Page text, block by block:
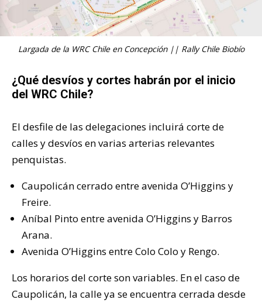
Largada de la WRC Chile en Concepción || Rally Chile Biobío
¿Qué desvíos y cortes habrán por el inicio
del WRC Chile?
El desfile de las delegaciones incluirá corte de
calles y desvíos en varias arterias relevantes
penquistas.
Caupolicán cerrado entre avenida O’Higgins y
Freire.
Aníbal Pinto entre avenida O’Higgins y Barros
Arana.
Avenida O’Higgins entre Colo Colo y Rengo.
Los horarios del corte son variables. En el caso de
Caupolicán, la calle ya se encuentra cerrada desde